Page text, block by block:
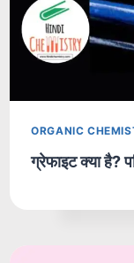
ORGANIC
ग्रेफाइट क्या है?